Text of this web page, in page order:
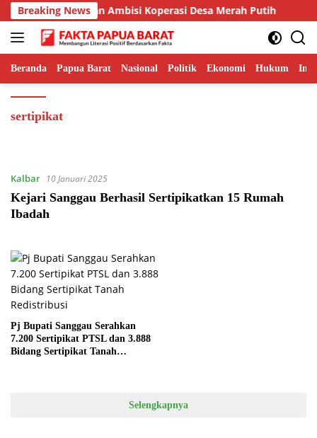
Langsung
ke
konten
Breaking News
Merasionalkan Ambisi Koperasi Desa Merah Putih
Beranda Papua Barat Nasional Politik Ekonomi Hukum
sertipikat
Kalbar 10 Januari 2025
Kejari Sanggau Berhasil Sertipikatkan 15 Rumah
Ibadah
Pj Bupati Sanggau Serahkan
7.200 Sertipikat PTSL dan 3.888
Bidang Sertipikat Tanah
Selengkapnya